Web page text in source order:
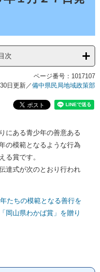
次
ページ番号：1017107
日更新／備中県民局地域政策部
にある青少年の善意ある
の模範となるような行為
る賞です。
達式が次のとおり行われ
たちの模範となる善行を
岡山県わかば賞」を贈り